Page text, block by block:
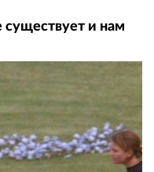
существует и нам